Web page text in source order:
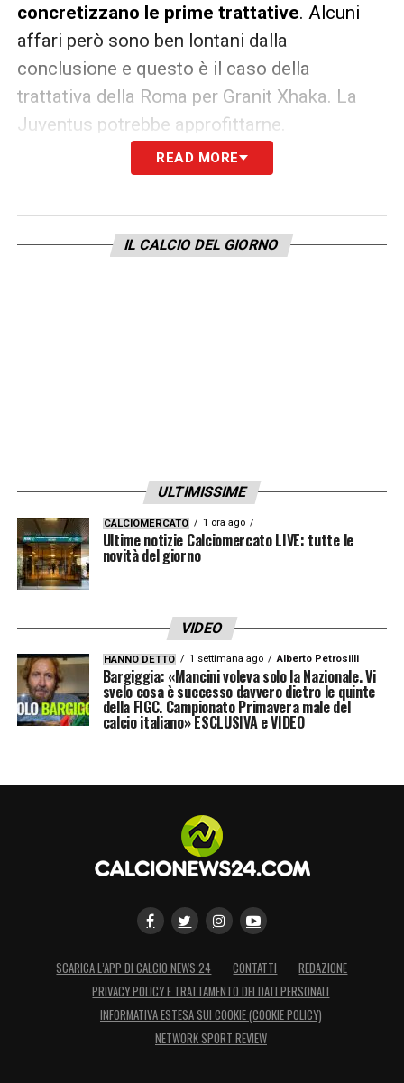
concretizzano le prime trattative. Alcuni
affari però sono ben lontani dalla
conclusione e questo è il caso della
trattativa della Roma per Granit Xhaka. La
Juventus potrebbe approfittarne.
Il Romanista,ci sarebbe ancora
potrebbe sfruttare questa indecisione e
READ MORE
IL CALCIO DEL GIORNO
ULTIMISSIME
CALCIOMERCATO 1 ora ago
Ultime notizie Calciomercato LIVE: tutte le
novità del giorno
VIDEO
HANNO DETTO 1 settimana ago Alberto Petrosilli
Bargiggia: «Mancini voleva solo la Nazionale. Vi
svelo cosa è successo davvero dietro le quinte
della FIGC. Campionato Primavera male del
calcio italiano» ESCLUSIVA e VIDEO
SCARICA L’APP DI CALCIO NEWS 24 CONTATTI
REDAZIONE
PRIVACY POLICY E TRATTAMENTO DEI DATI PERSONALI
INFORMATIVA ESTESA SUI COOKIE (COOKIE POLICY)
NETWORK SPORT REVIEW